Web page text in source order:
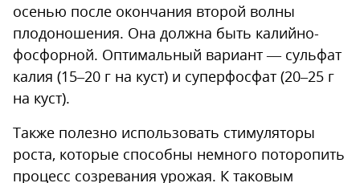
осенью после окончания второй волны
плодоношения. Она должна быть калийно-
фосфорной. Оптимальный вариант — сульфат
калия (15–20 г на куст) и суперфосфат (20–25 г
на куст).
Также полезно использовать стимуляторы
роста, которые способны немного поторопить
процесс созревания урожая. К таковым